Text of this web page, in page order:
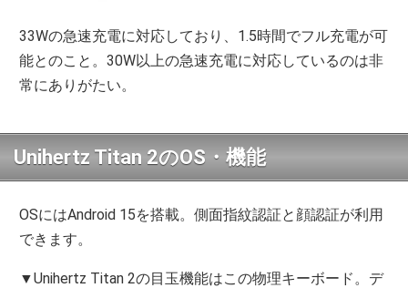
33Wの急速充電に対応しており、1.5時間でフル充電が可
能とのこと。30W以上の急速充電に対応しているのは非
常にありがたい。
Unihertz Titan 2のOS・機能
OSにはAndroid 15を搭載。側面指紋認証と顔認証が利用
できます。
▼Unihertz Titan 2の目玉機能はこの物理キーボード。デ